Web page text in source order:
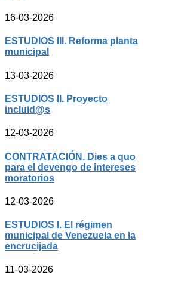
16-03-2026
ESTUDIOS III. Reforma planta
municipal
13-03-2026
ESTUDIOS II. Proyecto
incluid@s
12-03-2026
CONTRATACIÓN. Dies a quo
para el devengo de intereses
moratorios
12-03-2026
ESTUDIOS I. El régimen
municipal de Venezuela en la
encrucijada
11-03-2026